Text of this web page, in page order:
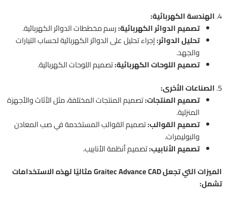
4. الهندسة الكهربائية:
تصميم الدوائر الكهربائية:رسم مخططات الدوائر الكهربائية.
تحليل الدوائر:إجراء تحليل على الدوائر الكهربائية لحساب التيارات
والجهد.
تصميم اللوحات الكهربائية:تصميم اللوحات الكهربائية.
5. الصناعات الأخرى:
تصميم المنتجات:تصميم المنتجات المختلفة، مثل الأثاث والأجهزة
المنزلية.
تصميم القوالب:تصميم القوالب المستخدمة في صب المعادن
والبوليمرات.
تصميم الأنابيب:تصميم أنظمة الأنابيب.
الميزات التي تجعل Graitec Advance CAD مثاليًا لهذه الاستخدامات
تشمل: